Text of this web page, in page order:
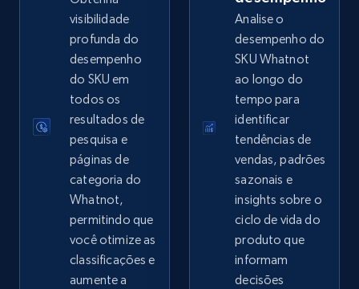
eBay - Collect records by category
URL, Product id, Title, Seller name, Seller rating,
Seller reviews, Breadcrumbs, Root category, and
more.
2.5K+ 359+ Comece agora
Google Shopping
URL, Product id, Title, Product description,
visibilidade
profunda do
desempenho
do SKU em
todos os
resultados de
pesquisa e
páginas de
categoria do
Whatnot,
permitindo que
você otimize as
classificações e
aumente a
Analise o
desempenho do
SKU Whatnot
ao longo do
tempo para
identificar
tendências de
vendas, padrões
sazonais e
insights sobre o
ciclo de vida do
produto que
informam
decisões